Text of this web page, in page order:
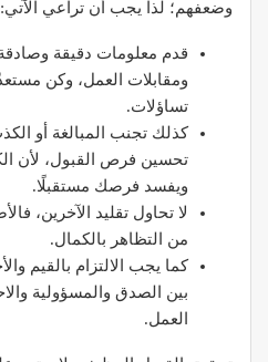
وضعفهم؛ لذا يجب أن تراعي الآتي:
قدم معلومات دقيقة
ومقابلات العمل، وكن
تساؤلات.
كذلك تجنب المبالغة أو
تحسين فرص القبول، لأن
ويفسد فرصك مستقبلًا.
لا تحاول تقليد الآخرين،
من التظاهر بالكمال.​
كما يجب الالتزام بالقيم
بين الصدق والمسؤولية
العمل.